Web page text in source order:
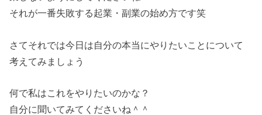
それが一番失敗する起業・副業の始め方です笑
さてそれでは今日は自分の本当にやりたいことについて
考えてみましょう
何で私はこれをやりたいのかな？
自分に聞いてみてくださいね＾＾